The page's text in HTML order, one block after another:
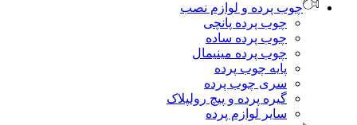
چوب پرده و لوازم نصب
چوب پرده پانچی
چوب پرده ساده
چوب پرده مینیمال
پایه چوب پرده
سری چوب پرده
گیره پرده و پیچ رولپلاک
سایر لوازم پرده